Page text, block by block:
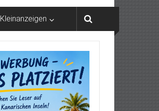
Kleinanzeigen